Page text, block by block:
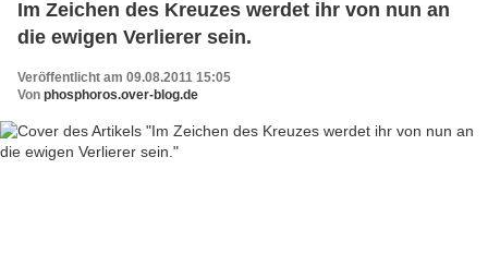
Im Zeichen des Kreuzes werdet ihr von nun an
die ewigen Verlierer sein.
Veröffentlicht am 09.08.2011 15:05
Von phosphoros.over-blog.de